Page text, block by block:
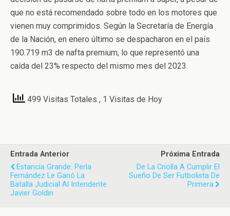
que no está recomendado sobre todo en los motores que
vienen muy comprimidos. Según la Secretaría de Energía
de la Nación, en enero último se despacharon en el país
190.719 m3 de nafta premium, lo que representó una
caída del 23% respecto del mismo mes del 2023.
499 Visitas Totales , 1 Visitas de Hoy
Entrada Anterior
Estancia Grande: Perla
Fernández Le Ganó La
Batalla Judicial Al Intendente
Javier Goldin
Próxima Entrada
De La Criolla A Cumplir El
Sueño De Ser Futbolista De
Primera